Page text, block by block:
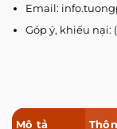
Email:
Góp ý, khiếu nại:
Mô tả